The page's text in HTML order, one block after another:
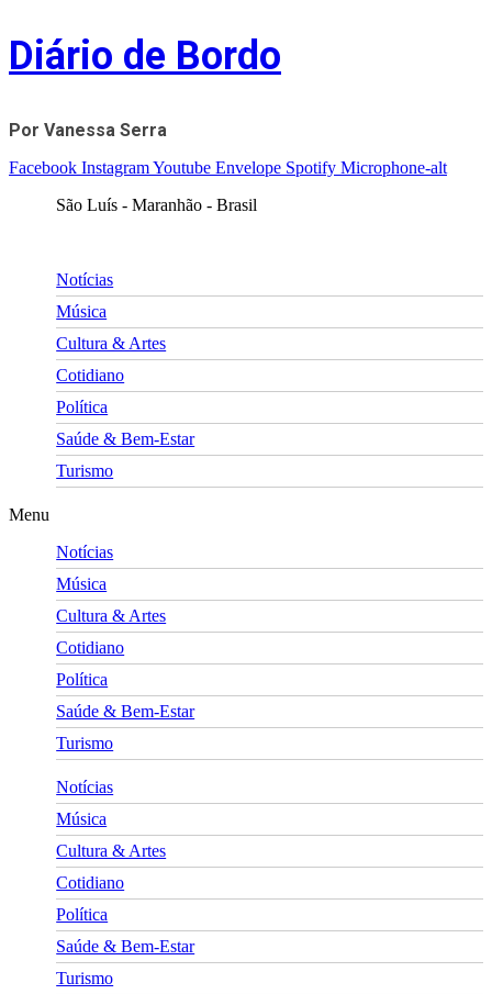
Skip
to
content
Diário de Bordo
Por Vanessa Serra
Facebook InstagramYoutube Envelope Spotify Microphone-alt
São Luís - Maranhão - Brasil
Notícias
Música
Cultura & Artes
Cotidiano
Política
Saúde & Bem-Estar
Turismo
Menu
Notícias
Música
Cultura & Artes
Cotidiano
Política
Saúde & Bem-Estar
Turismo
Notícias
Música
Cultura & Artes
Cotidiano
Política
Saúde & Bem-Estar
Turismo